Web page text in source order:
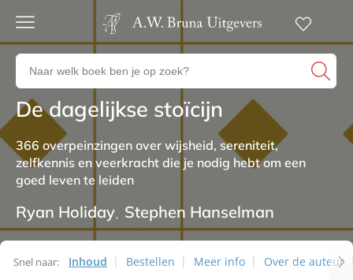
Gratis
verzending
23:00
besteld,
volgende
werkdag
in huis
Veilig
betalen
retourneren
Zoeken
naar
boeken,
auteurs
uitgevers
Non-fictie
De dagelijkse stoïcijn
366 overpeinzingen over wijsheid, sereniteit,
zelfkennis en veerkracht die je nodig hebt om een
goed leven te leiden
Ryan Holiday Stephen Hanselman
Snel naar: Inhoud Bestellen Meer info Over de auteur